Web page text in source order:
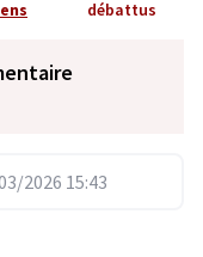
débattus
2026 15:43